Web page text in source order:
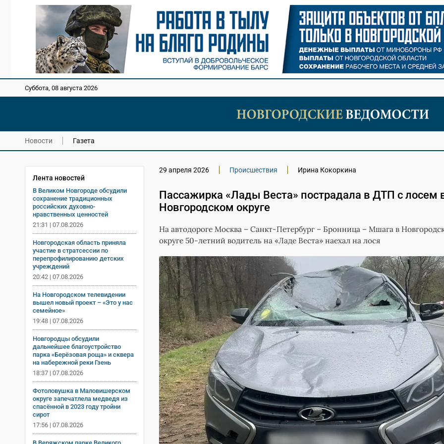
Суббота, 08 августа 2026
Новости Газета
Лента новостей
В Великом Новгороде обсудили
сохранение традиционных
российских духовно-
нравственных ценностей
21:31 | 07.08.2026
Новгородская область приняла
участие в стратсессии по
перепрофилированию детских
учреждений
20:42 | 07.08.2026
На Новгородском телевидении
вышел новый проект – «Это у нас
семейное»
19:48 | 07.08.2026
Новгородцы обсудили
дальнейшее благоустройство
парка «Берёзовая роща» и сквера
на набережной реки Гзень
18:37 | 07.08.2026
Фотоловушка в Маловишерском
округе запечатлела медведя из
спасённой в 2023 году тройни
сирот
17:56 | 07.08.2026
29 апреля 2026 Происшествия Ирина Кокоркина
Пассажирка «Лады Веста» пострадала в ДТП с лосем
Новгородском округе
На автодороге Москва – Санкт-Петербург – Бронница – Мшага в
округе 50-летний водитель на «Ладе Веста» наехал на лося